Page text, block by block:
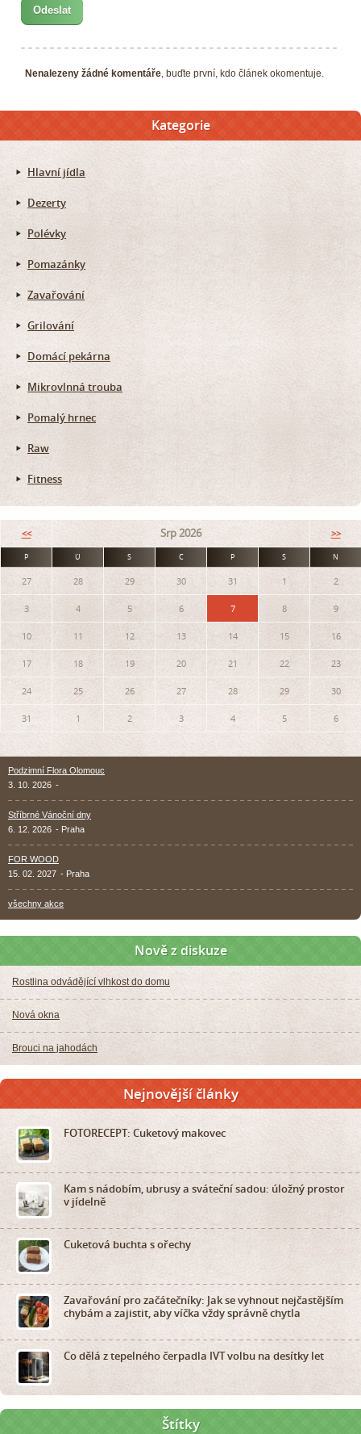
Nenalezeny žádné komentáře, buďte první, kdo článek okomentuje.
Kategorie
Hlavní jídla
Dezerty
Polévky
Pomazánky
Zavařování
Grilování
Domácí pekárna
Mikrovlnná trouba
Pomalý hrnec
Raw
Fitness
<< Srp 2026 >>
P Ú S Č P S N
27 28 29 30 31 1 2
3 4 5 6 7 8 9
10 11 12 13 14 15 16
17 18 19 20 21 22 23
24 25 26 27 28 29 30
31 1 2 3 4 5 6
Podzimní Flora Olomouc
3. 10. 2026 -
Stříbrné Vánoční dny
6. 12. 2026 - Praha
FOR WOOD
15. 02. 2027 - Praha
všechny akce
Nově z diskuze
Rostlina odvádějící vlhkost do domu
Nová okna
Brouci na jahodách
Nejnovější články
FOTORECEPT: Cuketový makovec
Kam s nádobím, ubrusy a sváteční sadou: úložný prostor
v jídelně
Cuketová buchta s ořechy
Zavařování pro začátečníky: Jak se vyhnout nejčastějším
chybám a zajistit, aby víčka vždy správně chytla
Co dělá z tepelného čerpadla IVT volbu na desítky let
Štítky